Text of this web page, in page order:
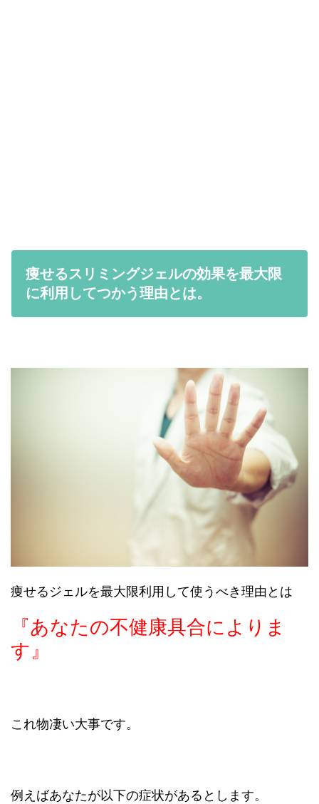
痩せるスリミングジェルの効果を最大限
に利用してつかう理由とは。
痩せるジェルを最大限利用して使うべき理由とは
『あなたの不健康具合によりま
す』
これ物凄い大事です。
例えばあなたが以下の症状があるとします。